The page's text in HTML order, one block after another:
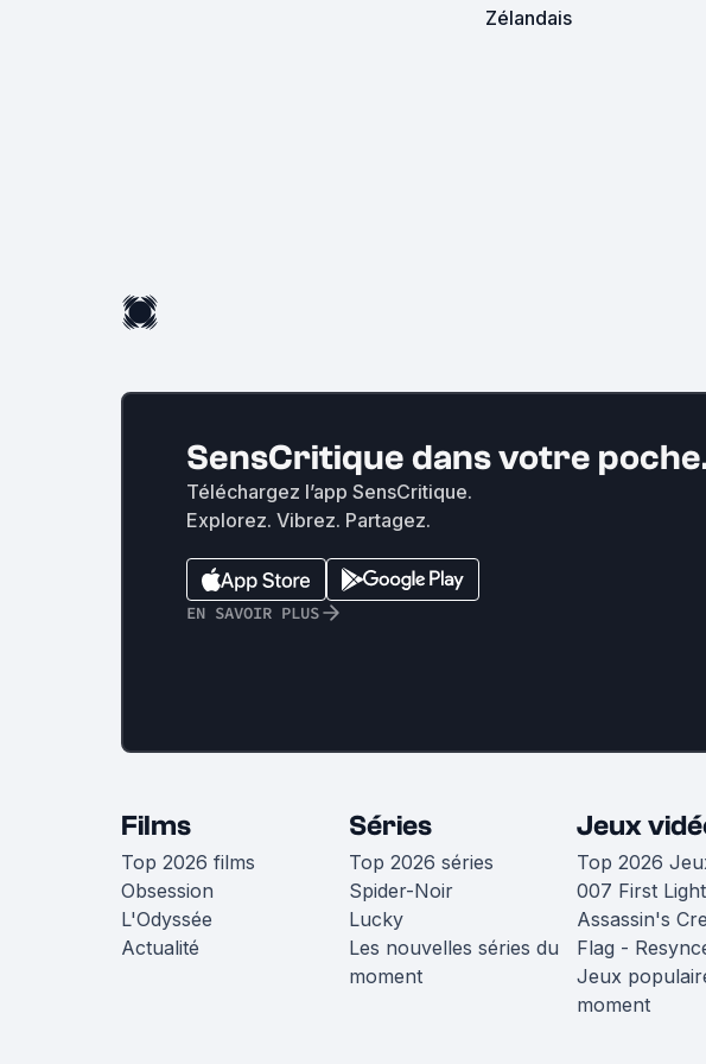
Zélandais
SensCritique dans votre
Téléchargez l’app SensCritique.
Explorez. Vibrez. Partagez.
EN SAVOIR PLUS
Films
Top 2026 films
Obsession
L'Odyssée
Actualité
Séries
Top 2026 séries
Spider-Noir
Lucky
Les nouvelles séries du
moment
Jeux
Top 2026
007 First Light
Assassin's
Flag -
Jeux
moment